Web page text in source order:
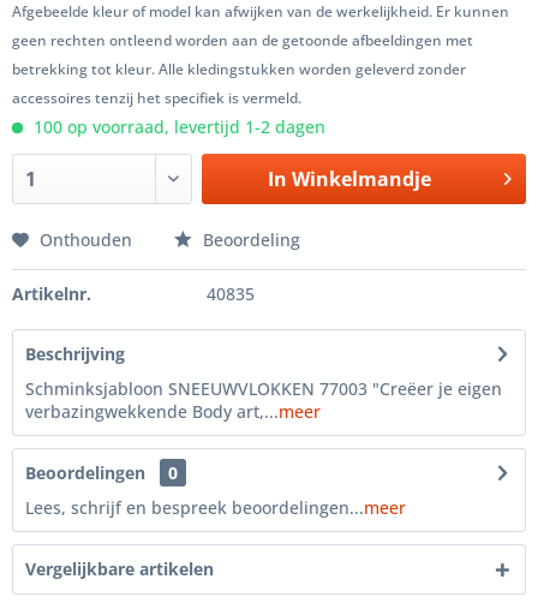
Afgebeelde kleur of model kan afwijken van de werkelijkheid. Er kunnen
geen rechten ontleend worden aan de getoonde afbeeldingen met
betrekking tot kleur. Alle kledingstukken worden geleverd zonder
accessoires tenzij het specifiek is vermeld.
100 op voorraad, levertijd 1-2 dagen
In Winkelmandje
Onthouden Beoordeling
Artikelnr. 40835
Beschrijving
Schminksjabloon SNEEUWVLOKKEN 77003 "Creëer je eigen
verbazingwekkende Body art,...meer
Beoordelingen
0
Lees, schrijf en bespreek beoordelingen...meer
Vergelijkbare artikelen